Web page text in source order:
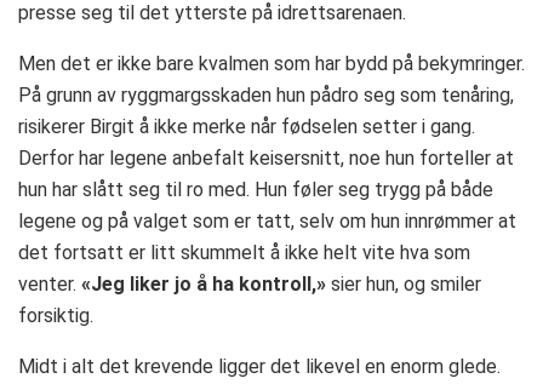
presse seg til det ytterste på idrettsarenaen.
Men det er ikke bare kvalmen som har bydd på bekymringer.
På grunn av ryggmargsskaden hun pådro seg som tenåring,
risikerer Birgit å ikke merke når fødselen setter i gang.
Derfor har legene anbefalt keisersnitt, noe hun forteller at
hun har slått seg til ro med. Hun føler seg trygg på både
legene og på valget som er tatt, selv om hun innrømmer at
det fortsatt er litt skummelt å ikke helt vite hva som
venter. «Jeg liker jo å ha kontroll,» sier hun, og smiler
forsiktig.
Midt i alt det krevende ligger det likevel en enorm glede.